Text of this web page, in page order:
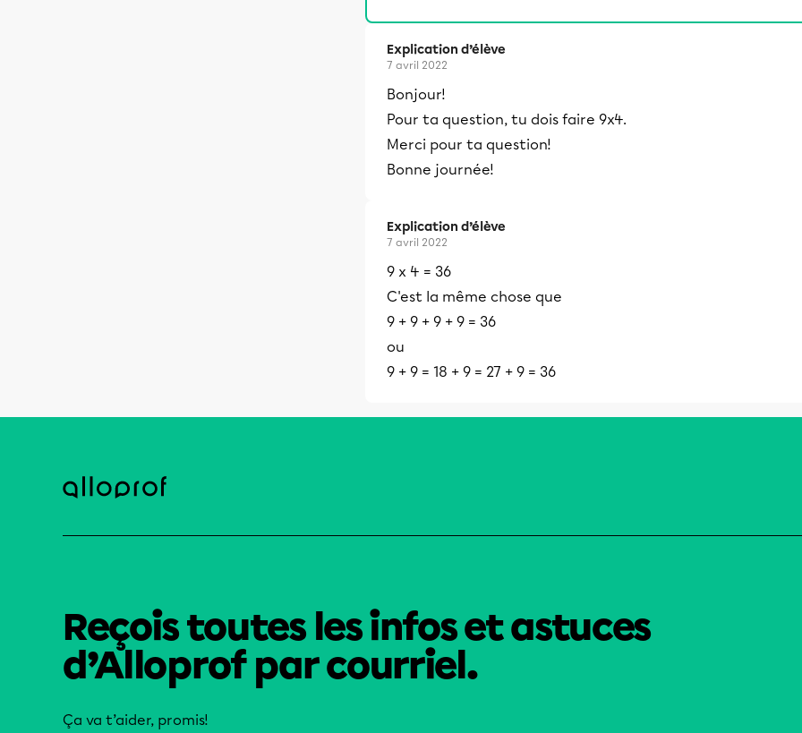
Explication d’élève
7 avril 2022
Bonjour!
Pour ta question, tu dois faire 9x4.
Merci pour ta question!
Bonne journée!
Explication d’élève
7 avril 2022
9 x 4 = 36
C'est la même chose que
9 + 9 + 9 + 9 = 36
ou
9 + 9 = 18 + 9 = 27 + 9 = 36
Reçois toutes les infos et astuces
d’Alloprof par courriel.
Ça va t’aider, promis!